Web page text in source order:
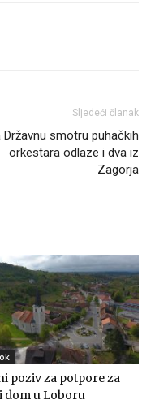
Sljedeći članak
Državnu smotru puhačkih
orkestara odlaze i dva iz
Zagorja
poziv za potpore za
dom u Loboru